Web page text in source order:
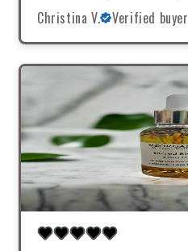
Christina V.
Verified buyer